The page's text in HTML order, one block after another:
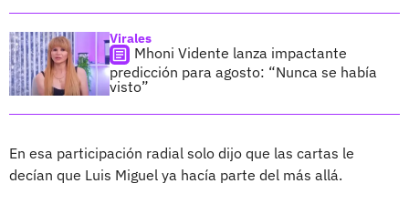
Virales
Mhoni Vidente lanza impactante
predicción para agosto: “Nunca se había
visto”
En esa participación radial solo dijo que las cartas le
decían que Luis Miguel ya hacía parte del más allá.